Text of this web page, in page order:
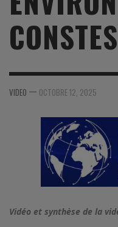
VIDEO — OCTOBRE 12, 2025
Vidéo et synthèse de la